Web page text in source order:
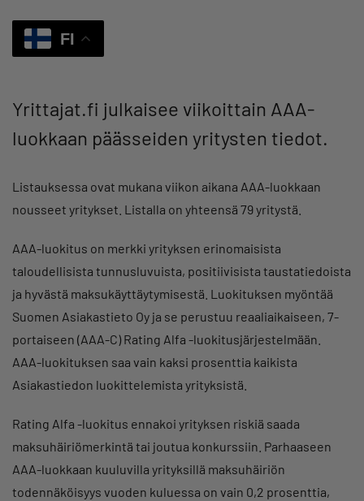
FI
Yrittajat.fi julkaisee viikoittain AAA-
luokkaan päässeiden yritysten tiedot.
Listauksessa ovat mukana viikon aikana AAA-luokkaan
nousseet yritykset. Listalla on yhteensä 79 yritystä.
AAA-luokitus on merkki yrityksen erinomaisista
taloudellisista tunnusluvuista, positiivisista taustatiedoista
ja hyvästä maksukäyttäytymisestä. Luokituksen myöntää
Suomen Asiakastieto Oy ja se perustuu reaaliaikaiseen, 7-
portaiseen (AAA-C) Rating Alfa -luokitusjärjestelmään.
AAA-luokituksen saa vain kaksi prosenttia kaikista
Asiakastiedon luokittelemista yrityksistä.
Rating Alfa -luokitus ennakoi yrityksen riskiä saada
maksuhäiriömerkintä tai joutua konkurssiin. Parhaaseen
AAA-luokkaan kuuluvilla yrityksillä maksuhäiriön
todennäköisyys vuoden kuluessa on vain 0,2 prosenttia,